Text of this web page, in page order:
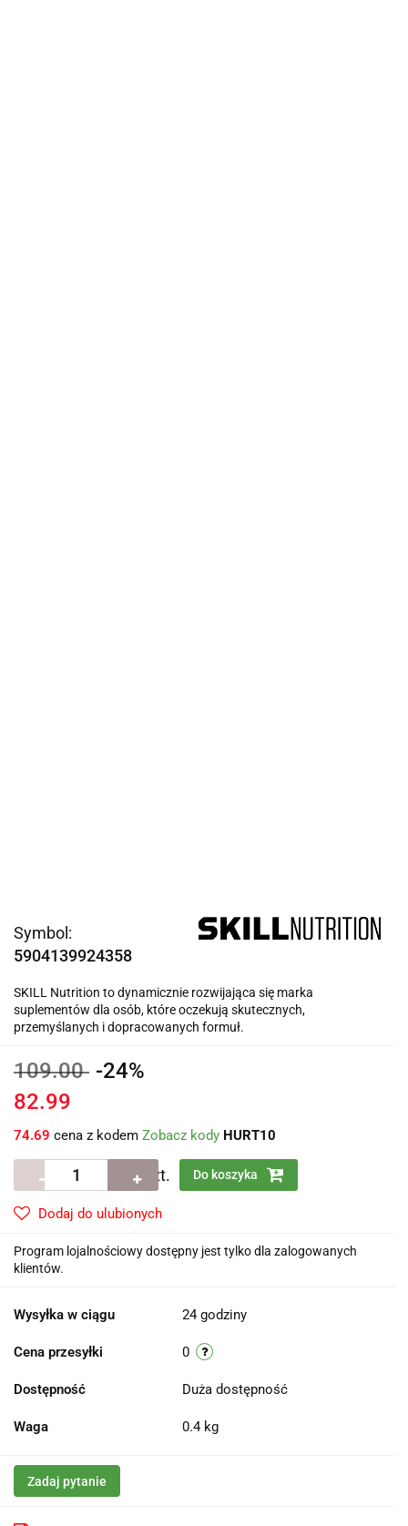
Symbol:
5904139924358
SKILL Nutrition to dynamicznie rozwijająca się marka
suplementów dla osób, które oczekują skutecznych,
przemyślanych i dopracowanych formuł.
109.00 -24%
82.99
74.69 cena z kodem Zobacz kody HURT10
szt. Do koszyka
Dodaj do ulubionych
Program lojalnościowy dostępny jest tylko dla zalogowanych
klientów.
Wysyłka w ciągu 24 godziny
Cena przesyłki 0
Dostępność Duża dostępność
Waga 0.4 kg
Zadaj pytanie